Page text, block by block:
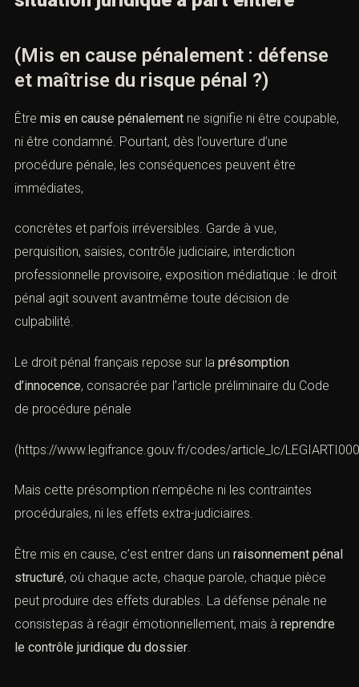
(Mis en cause pénalement : défense
et maîtrise du risque pénal ?)
Être mis en cause pénalement ne signifie ni être coupable,
ni être condamné. Pourtant, dès l’ouverture d’une
procédure pénale, les conséquences peuvent être
immédiates,
concrètes et parfois irréversibles. Garde à vue,
perquisition, saisies, contrôle judiciaire, interdiction
professionnelle provisoire, exposition médiatique : le droit
pénal agit souvent avantmême toute décision de
culpabilité.
Le droit pénal français repose sur la présomption
d’innocence, consacrée par l’article préliminaire du Code
de procédure pénale
(https://www.legifrance.gouv.fr/codes/article_lc/
Mais cette présomption n’empêche ni les contraintes
procédurales, ni les effets extra-judiciaires.
Être mis en cause, c’est entrer dans un raisonnement pénal
structuré, où chaque acte, chaque parole, chaque pièce
peut produire des effets durables. La défense pénale ne
consistepas à réagir émotionnellement, mais à reprendre
le contrôle juridique du dossier.